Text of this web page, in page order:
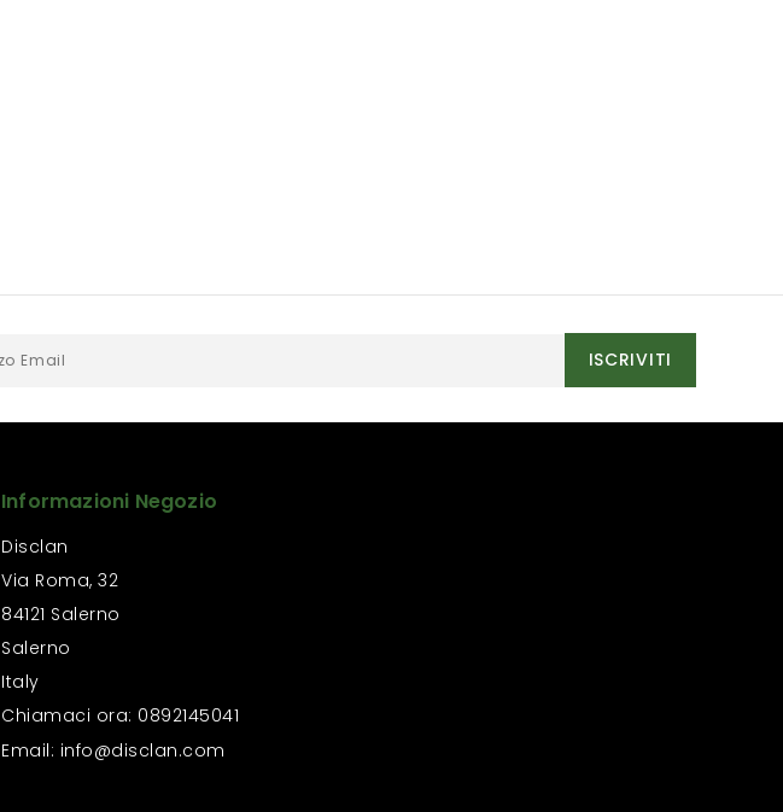
Informazioni Negozio
Disclan
Via Roma, 32
84121 Salerno
Salerno
Italy
Chiamaci ora: 0892145041
Email: info@disclan.com